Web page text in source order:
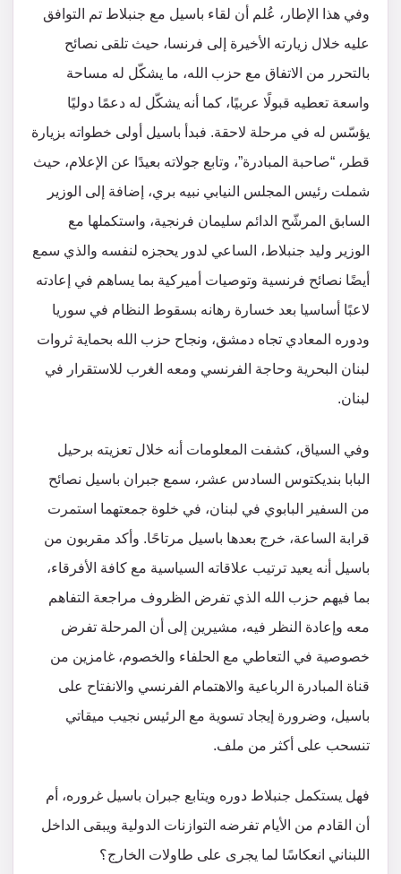
وفي هذا الإطار، عُلم أن لقاء باسيل مع جنبلاط تم التوافق
عليه خلال زيارته الأخيرة إلى فرنسا، حيث تلقى نصائح
بالتحرر من الاتفاق مع حزب الله، ما يشكّل له مساحة
واسعة تعطيه قبولًا عربيًا، كما أنه يشكّل له دعمًا دوليًا
يؤسّس له في مرحلة لاحقة. فبدأ باسيل أولى خطواته بزيارة
قطر، “صاحبة المبادرة”، وتابع جولاته بعيدًا عن الإعلام، حيث
شملت رئيس المجلس النيابي نبيه بري، إضافة إلى الوزير
السابق المرشّح الدائم سليمان فرنجية، واستكملها مع
الوزير وليد جنبلاط، الساعي لدور يحجزه لنفسه والذي سمع
أيضًا نصائح فرنسية وتوصيات أميركية بما يساهم في إعادته
لاعبًا أساسيا بعد خسارة رهانه بسقوط النظام في سوريا
ودوره المعادي تجاه دمشق، ونجاح حزب الله بحماية ثروات
لبنان البحرية وحاجة الفرنسي ومعه الغرب للاستقرار في
لبنان.
وفي السياق، كشفت المعلومات أنه خلال تعزيته برحيل
البابا بنديكتوس السادس عشر، سمع جبران باسيل نصائح
من السفير البابوي في لبنان، في خلوة جمعتهما استمرت
قرابة الساعة، خرج بعدها باسيل مرتاحًا. وأكد مقربون من
باسيل أنه يعيد ترتيب علاقاته السياسية مع كافة الأفرقاء،
بما فيهم حزب الله الذي تفرض الظروف مراجعة التفاهم
معه وإعادة النظر فيه، مشيرين إلى أن المرحلة تفرض
خصوصية في التعاطي مع الحلفاء والخصوم، غامزين من
قناة المبادرة الرباعية والاهتمام الفرنسي والانفتاح على
باسيل، وضرورة إيجاد تسوية مع الرئيس نجيب ميقاتي
تنسحب على أكثر من ملف.
فهل يستكمل جنبلاط دوره ويتابع جبران باسيل غروره، أم
أن القادم من الأيام تفرضه التوازنات الدولية ويبقى الداخل
اللبناني انعكاسًا لما يجرى على طاولات الخارج؟